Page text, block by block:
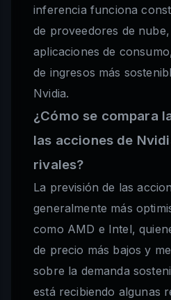
inferencia funciona
de proveedores de
aplicaciones de
de ingresos más
Nvidia.
¿Cómo se compara
las acciones de
rivales?
La previsión de las
generalmente más
como AMD e Intel,
de precio más bajos y
sobre la demanda
está recibiendo algunas